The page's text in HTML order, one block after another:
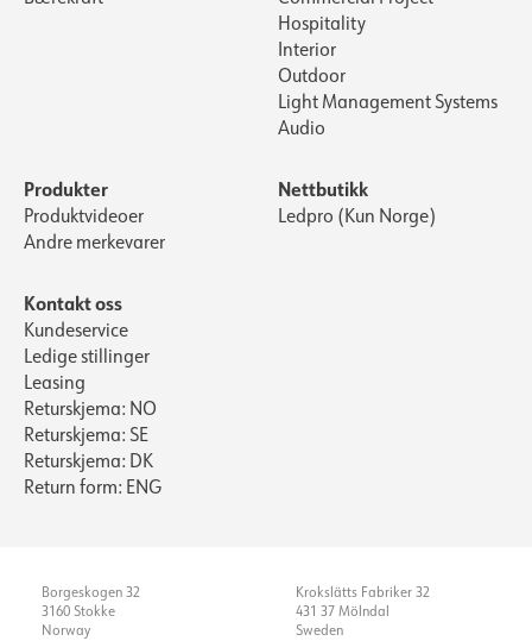
Hospitality
Interior
Outdoor
Light Management Systems
Audio
Produkter
Produktvideoer
Andre merkevarer
Nettbutikk
Ledpro (Kun Norge)
Kontakt oss
Kundeservice
Ledige stillinger
Leasing
Returskjema: NO
Returskjema: SE
Returskjema: DK
Return form: ENG
Borgeskogen 32
3160 Stokke
Norway
Krokslätts Fabriker 32
431 37 Mölndal
Sweden